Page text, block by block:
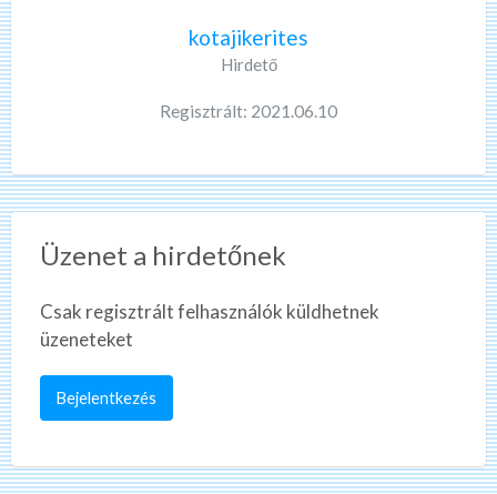
kotajikerites
Hirdető
Regisztrált: 2021.06.10
Üzenet a hirdetőnek
Csak regisztrált felhasználók küldhetnek
üzeneteket
Bejelentkezés